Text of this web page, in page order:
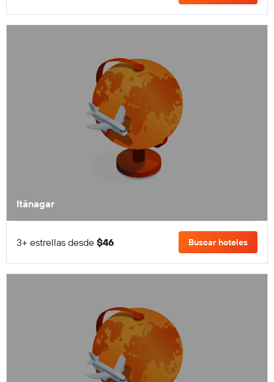
Itānagar
3+ estrellas desde $46 Buscar hoteles